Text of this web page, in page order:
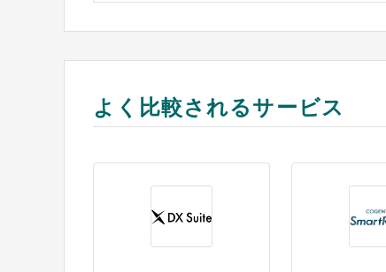
自社の業務に合わせて
き文章はもちろん、曲
認識できます。 また、1項目ではなく1枚あたりの枚数課金体系を採用して
ト削減を同時に実現で
よく比較されるサービス